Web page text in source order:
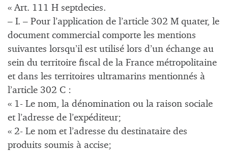
« Art. 111 H septdecies.
– I. – Pour l’application de l’article 302 M quater, le
document commercial comporte les mentions
suivantes lorsqu’il est utilisé lors d’un échange au
sein du territoire fiscal de la France métropolitaine
et dans les territoires ultramarins mentionnés à
l’article 302 C :
« 1- Le nom, la dénomination ou la raison sociale
et l’adresse de l’expéditeur;
« 2- Le nom et l’adresse du destinataire des
produits soumis à accise;